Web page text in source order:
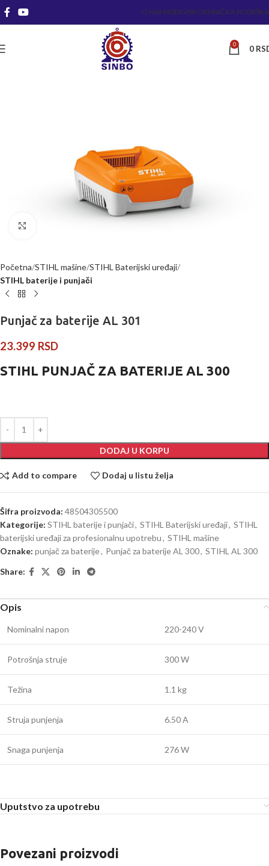
O NAMASERVISKORISNIČKA PODRŠKA
0 0
Početna STIHL mašine STIHL Baterijski uređaji
STIHL baterije i punjači
Punjač za baterije AL 301
23.399 RSD
STIHL PUNJAČ ZA BATERIJE AL 300
DODAJ U KORPU
Add to compare Dodaj u listu želja
Šifra proizvoda: 48504305500
Kategorije: STIHL baterije i punjači, STIHL Baterijski uređaji, STIHL
baterijski uređaji za profesionalnu upotrebu, STIHL mašine
Oznake: punjač za baterije, Punjač za baterije AL 300, STIHL AL 300
Share:
Opis
Nominalni napon 220-240 V
Potrošnja struje 300 W
Težina 1.1 kg
Struja punjenja 6.50 A
Snaga punjenja 276 W
Uputstvo za upotrebu
Povezani proizvodi